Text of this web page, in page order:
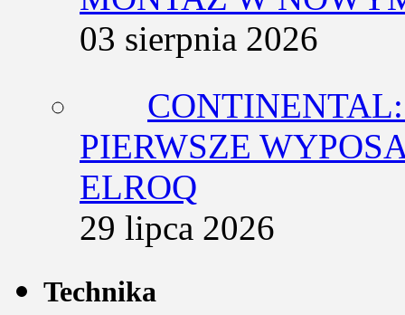
03 sierpnia 2026
PIERWSZE
ELROQ
29 lipca 2026
Technika